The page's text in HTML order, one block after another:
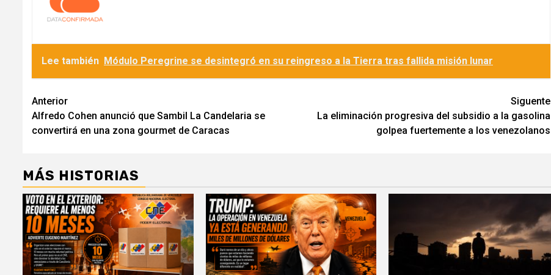
Lee también Módulo Peregrine se desintegró en su reingreso a la Tierra tras fallida misión lunar
Navegación
de
Anterior
Alfredo Cohen anunció que Sambil La Candelaria se
convertirá en una zona gourmet de Caracas
Siguente
La eliminación progresiva del subsidio a la gasolina
golpea fuertemente a los venezolanos
MÁS HISTORIAS